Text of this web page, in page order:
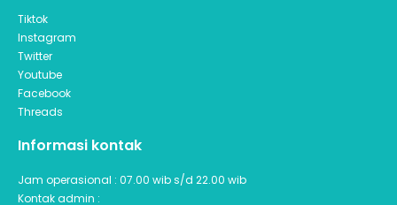
Tiktok
Instagram
Twitter
Youtube
Facebook
Threads
Informasi kontak
Jam operasional : 07.00 wib s/d 22.00 wib
Kontak admin :